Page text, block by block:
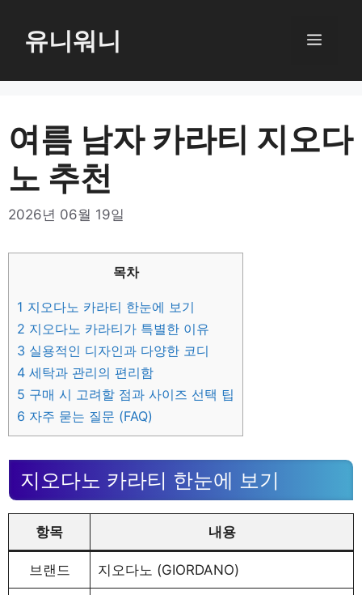
로
뛰
유니워니 메
여름 남자 카라티 지오다
노 추천
2026년 06월 19일
목차
1 지오다노 카라티 한눈에 보기
2 지오다노 카라티가 특별한 이유
3 실용적인 디자인과 다양한 코디
4 세탁과 관리의 편리함
5 구매 시 고려할 점과 사이즈 선택 팁
6 자주 묻는 질문 (FAQ)
지오다노 카라티 한눈에 보기
항목 내용
브랜드 지오다노 (GIORDANO)